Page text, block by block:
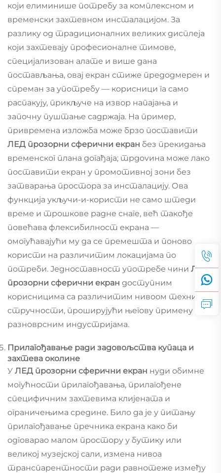
који елиминише потребу за комплексном и
временски захтевном инсталацијом. За
разлику од традиционалних великих дисплеја
који захтевају професионалне тимове,
специјализован алате и више дана
постављања, овај екран стиже предодмерен и
спреман за употребу — корисници га само
распакују, прикључе на извор напајања и
започну пуштање садржаја. На пример,
привремена изложба може брзо поставити
ЛЕД прозорни сферични екран без прекидања
временског плана догађаја; трgovина може лако
поставити екран у промотивној зони без
затварања простора за инсталацију. Ова
функција укључи-и-користи не само штеди
време и трошкове радне снаге, већ такође
повећава флексибилност екрана —
омогућавајући му да се премешта и поново
користи на различитим локацијама по
потреби. Једноставност употребе чини ЛЕД
прозорни сферични екран доступним
корисницима са различитим нивоом техничке
стручности, проширујући његову примену на
разноврсним индустријама.
Прилагођавање ради задовољства купаца и
захтева околине
У ЛЕД прозорни сферични екран нуди обимне
могућности прилагођавања, прилагођене
специфичним захтевима клијената и
ограничењима средине. Било да је у питању
прилагођавање пречника екрана како би
одговарао малом простору у бутику или
великој музејској сали, измена нивоа
транспарентности ради равнотеже између